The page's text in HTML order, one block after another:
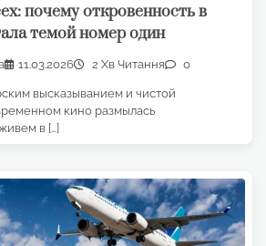
почему откровенность в
темой номер один
11.03.2026 2 Хв Читання 0
высказыванием и чистой
кино размылась
в […]